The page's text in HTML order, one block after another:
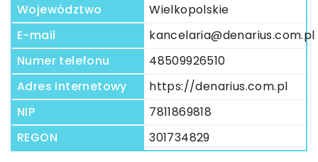
Województwo
Wielkopolskie
E-mail
kancelaria@denarius.com.pl
Numer telefonu
48509926510
Adres internetowy
https://denarius.com.pl
NIP
7811869818
REGON
301734829